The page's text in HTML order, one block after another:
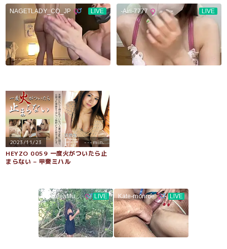
2023/11/23 ---min.
HEYZO 0059 一度火がついたら止
まらない – 甲斐ミハル